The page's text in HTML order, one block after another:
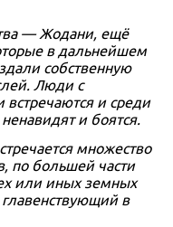
— Жодани, ещё
в дальнейшем
собственную
Люди с
и среди
и боятся.
множество
по большей части
или иных земных
в